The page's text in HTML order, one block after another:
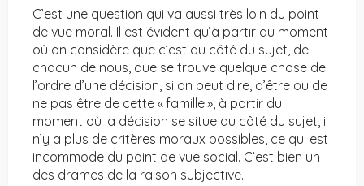
C’est une question qui va aussi très loin du point
de vue moral. Il est évident qu’à partir du moment
où on considère que c’est du côté du sujet, de
chacun de nous, que se trouve quelque chose de
l’ordre d’une décision, si on peut dire, d’être ou de
ne pas être de cette « famille », à partir du
moment où la décision se situe du côté du sujet, il
n’y a plus de critères moraux possibles, ce qui est
incommode du point de vue social. C’est bien un
des drames de la raison subjective.